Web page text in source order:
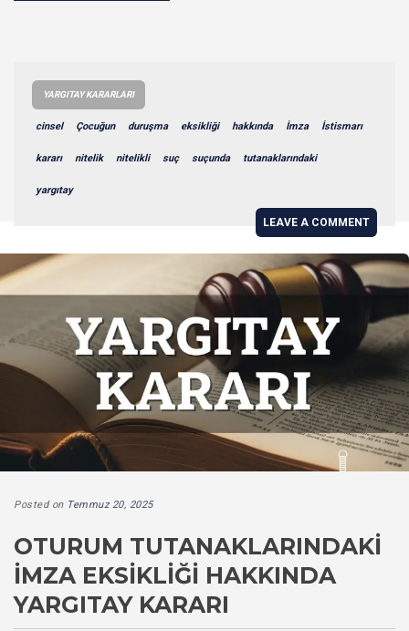
YARGITAY KARARLARI
cinsel Çocuğun duruşma eksikliği hakkında İmza İstismarı
kararı nitelik nitelikli suç suçunda tutanaklarındaki
yargıtay
LEAVE A COMMENT
Posted on Temmuz 20, 2025
OTURUM TUTANAKLARINDAKI
İMZA EKSIKLIĞI HAKKINDA
YARGITAY KARARI